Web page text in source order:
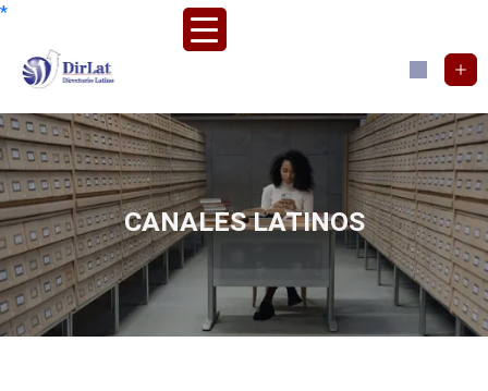
*
CANALES LATINOS